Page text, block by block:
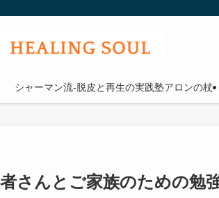
シャーマン流-脱皮と再生の実践塾アロンの杖
さんとご家族のための勉